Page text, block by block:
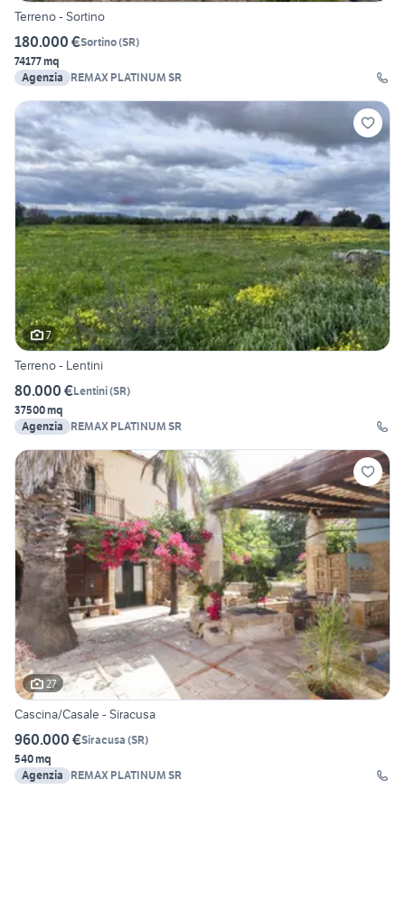
Terreno - Sortino
180.000 €Sortino(SR)
74177 mq
Agenzia
REMAX PLATINUM SR
7
Terreno - Lentini
80.000 €Lentini(SR)
37500 mq
Agenzia
REMAX PLATINUM SR
27
Cascina/Casale - Siracusa
960.000 €Siracusa (SR)
540 mq
Agenzia
REMAX PLATINUM SR